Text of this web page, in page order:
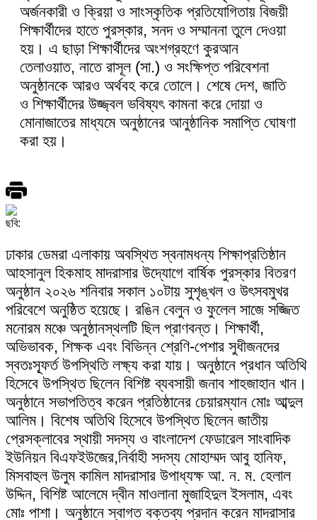
অর্জনকারী ও ক্রিয়া ও সাংস্কৃতিক প্রতিযোগিতায় বিজয়ী
শিক্ষার্থীদের হাতে পুরস্কার, সনদ ও সম্মাননা তুলে দেওয়া
হয়। এ ছাড়া শিক্ষার্থীদের অংশগ্রহণে কুরআন
তেলাওয়াত, নাতে রাসূল (সা.) ও সংক্ষিপ্ত পরিবেশনা
অনুষ্ঠানকে আরও অর্থবহ করে তোলে। শেষে দেশ, জাতি
ও শিক্ষার্থীদের উজ্জ্বল ভবিষ্যৎ কামনা করে দোয়া ও
মোনাজাতের মাধ্যমে অনুষ্ঠানের আনুষ্ঠানিক সমাপ্তি ঘোষণা
করা হয়।
ছবি:
ঢাকার ডেমরা এলাকায় অবস্থিত স্বনামধন্য শিক্ষাপ্রতিষ্ঠান
আহসানুল হিকমাহ মাদরাসার উদ্যোগে বার্ষিক পুরস্কার বিতরণ
অনুষ্ঠান ২০২৬ শনিবার সকাল ১০টায় সুশৃঙ্খল ও উৎসবমুখর
পরিবেশে অনুষ্ঠিত হয়েছে। রঙিন বেলুন ও ফুলেল সাজে সজ্জিত
মনোরম মঞ্চে অনুষ্ঠানস্থলটি ছিল প্রাণবন্ত। শিক্ষার্থী,
অভিভাবক, শিক্ষক এবং বিভিন্ন শ্রেণি-পেশার সুধীজনদের
স্বতঃস্ফূর্ত উপস্থিতি লক্ষ্য করা যায়। অনুষ্ঠানে প্রধান অতিথি
হিসেবে উপস্থিত ছিলেন বিশিষ্ট ব্যবসায়ী জনাব শাহজাহান খান।
অনুষ্ঠানে সভাপতিত্ব করেন প্রতিষ্ঠানের চেয়ারম্যান মোঃ আব্দুল
আলিম। বিশেষ অতিথি হিসেবে উপস্থিত ছিলেন জাতীয়
প্রেসক্লাবের স্থায়ী সদস্য ও বাংলাদেশ ফেডারেল সাংবাদিক
ইউনিয়ন বিএফইউজের,নির্বাহী সদস্য মোহাম্মদ আবু হানিফ,
মিসবাহুল উলুম কামিল মাদরাসার উপাধ্যক্ষ আ. ন. ম. হেলাল
উদ্দিন, বিশিষ্ট আলেমে দ্বীন মাওলানা মুজাহিদুল ইসলাম, এবং
মোঃ পাশা। অনুষ্ঠানে স্বাগত বক্তব্য প্রদান করেন মাদরাসার